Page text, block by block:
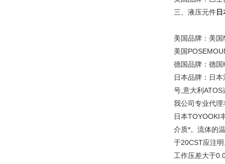
三、液压元件
美国品牌：美
美国
德国品牌：德
日本品牌：日
号,意大利
我公司专业代
日本TOYOOKI
介质*。流体的
于20CST应注
工作压差大于